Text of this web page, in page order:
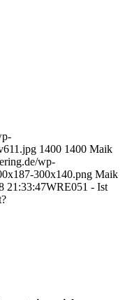
1400 1400 Maik
wp-
300x140.png Maik
21:33:47WRE051 - Ist